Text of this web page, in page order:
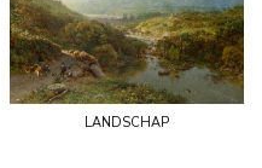
landschap